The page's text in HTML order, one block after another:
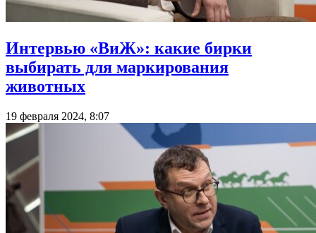
Интервью «ВиЖ»: какие бирки
выбирать для маркирования
животных
19 февраля 2024, 8:07